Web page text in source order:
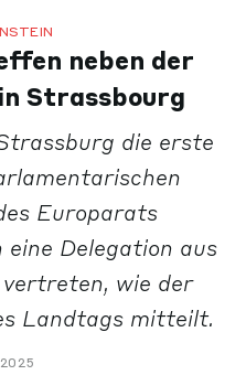
neben der
Strassbourg
die erste
Europarats
Delegation aus
wie der
Landtags mitteilt.